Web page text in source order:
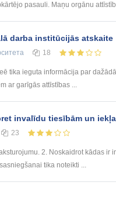
pasauli. Maņu orgānu
darba institūcijās atskaite
18
tika ieguta informācija par
ar garīgās attīstības ...
invalīdu tiesībām un
23
2. Noskaidrot kādas ir
tika noteikti ...